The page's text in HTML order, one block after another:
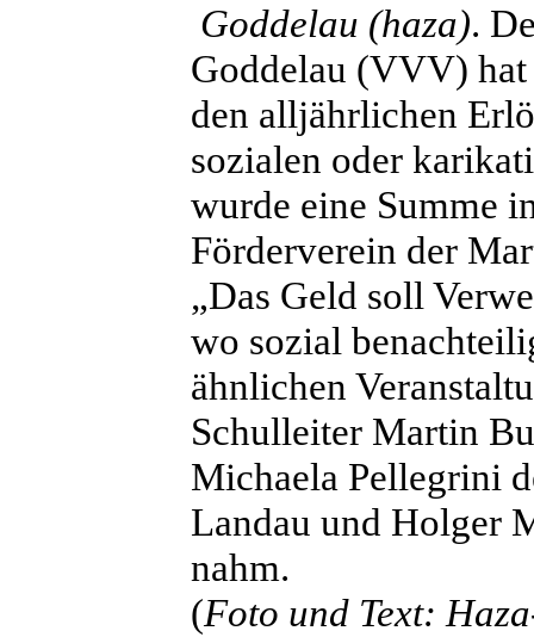
Goddelau (haza).
Goddelau (VVV) hat
den alljährlichen
sozialen oder
wurde eine Summe
Förderverein der
„Das Geld soll
wo sozial
ähnlichen
Schulleiter Martin
Michaela Pellegrini
Landau und Holger
nahm.
(Foto und Text: